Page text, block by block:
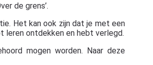
de grens’.
Het kan ook zijn dat je met een
leren ontdekken en hebt verlegd.
mogen worden. Naar deze